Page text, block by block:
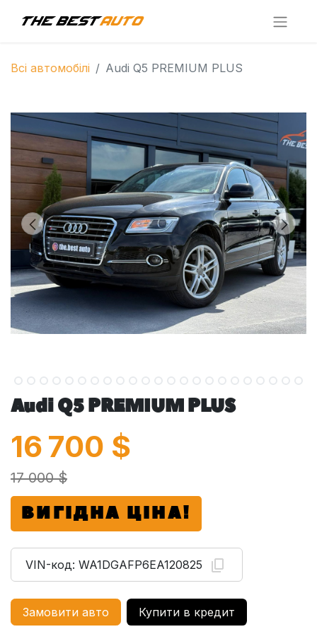
Всі автомобілі Audi Q5 PREMIUM PLUS
Audi Q5 PREMIUM PLUS
16 700 $
17 000 $
ВИГІДНА ЦІНА!
VIN-код: WA1DGAFP6EA120825
Замовити авто Купити в кредит